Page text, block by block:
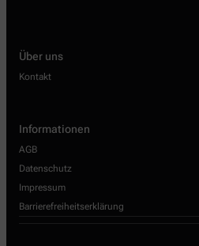
Über uns
Kontakt
Informationen
AGB
Datenschutz
Impressum
Barrierefreiheitserklärung